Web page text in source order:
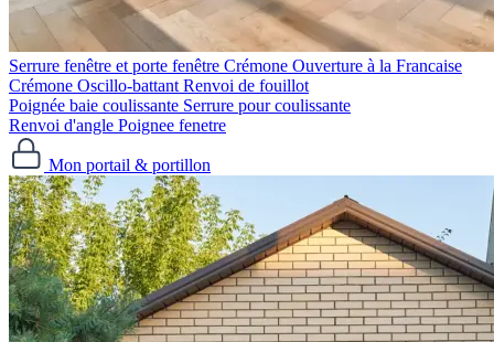
Serrure fenêtre et porte fenêtre
Crémone Ouverture à la Francaise
Crémone Oscillo-battant Renvoi de fouillot
Poignée baie coulissante Serrure pour coulissante
Renvoi d'angle Poignee fenetre
Mon portail & portillon